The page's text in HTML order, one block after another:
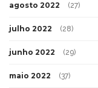
agosto 2022 (27)
julho 2022 (28)
junho 2022 (29)
maio 2022 (37)